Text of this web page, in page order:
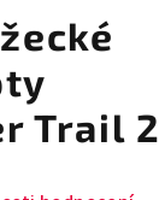
Trail 2